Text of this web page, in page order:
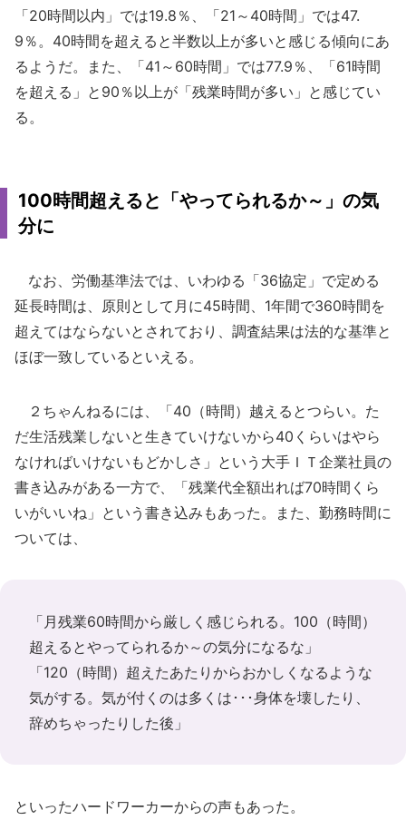
「20時間以内」では19.8％、「21～40時間」では47.
9％。40時間を超えると半数以上が多いと感じる傾向にあ
るようだ。また、「41～60時間」では77.9％、「61時間
を超える」と90％以上が「残業時間が多い」と感じてい
る。
100時間超えると「やってられるか～」の気
分に
なお、労働基準法では、いわゆる「36協定」で定める
延長時間は、原則として月に45時間、1年間で360時間を
超えてはならないとされており、調査結果は法的な基準と
ほぼ一致しているといえる。
２ちゃんねるには、「40（時間）越えるとつらい。た
だ生活残業しないと生きていけないから40くらいはやら
なければいけないもどかしさ」という大手ＩＴ企業社員の
書き込みがある一方で、「残業代全額出れば70時間くら
いがいいね」という書き込みもあった。また、勤務時間に
ついては、
「月残業60時間から厳しく感じられる。100（時間）
超えるとやってられるか～の気分になるな」
「120（時間）超えたあたりからおかしくなるような
気がする。気が付くのは多くは･･･身体を壊したり、
辞めちゃったりした後」
といったハードワーカーからの声もあった。